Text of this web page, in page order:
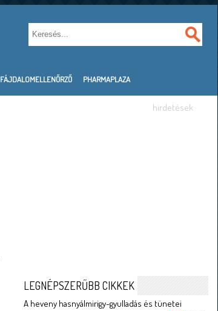
FÁJDALOMELLENŐRZŐ PHARMAPLAZA
hirdetések
LEGNÉPSZERŰBB CIKKEK
A heveny hasnyálmirigy-gyulladás és tünetei